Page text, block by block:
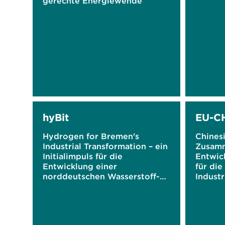
hyBit
Hydrogen for Bremen's
Industrial Transformation – ein
Initialimpuls für die
Entwicklung einer
norddeutschen Wasserstoff-
EU-
für die